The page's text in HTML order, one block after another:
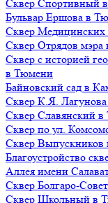
Сквер Спортивный в
Бульвар Ершова в
Сквер Медицинских
Сквер Отрядов
Сквер с историей
в Тюмени
Байновский сад в
Сквер К.Я.
Сквер Славянский
Сквер по ул.
Сквер Выпускников
Благоустройство
Аллея имени
Сквер Болгаро-
Сквер Школьный в